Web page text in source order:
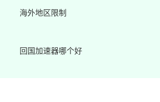
海外地区限制
回国加速器哪个好